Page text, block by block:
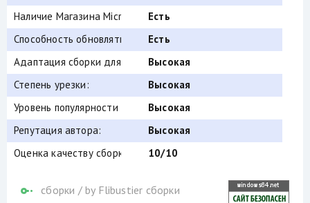
Наличие Магазина Microsoft Store:
Есть
Способность обновляться (по Windows Update) :
Есть
Адаптация сборки для игр:
Высокая
Степень урезки:
Высокая
Уровень популярности по скачиваниям:
Высокая
Репутация автора:
Высокая
Оценка качеству сборки (от windows64.net):
10/10
сборки / by Flibustier сборки